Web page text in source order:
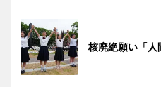
核廃絶願い「